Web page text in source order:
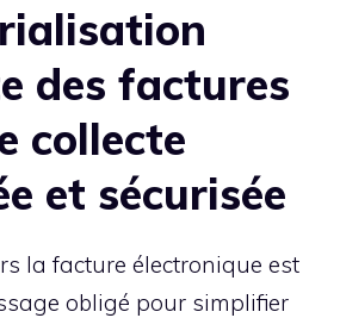
des factures
collecte
et sécurisée
la facture électronique est
obligé pour simplifier